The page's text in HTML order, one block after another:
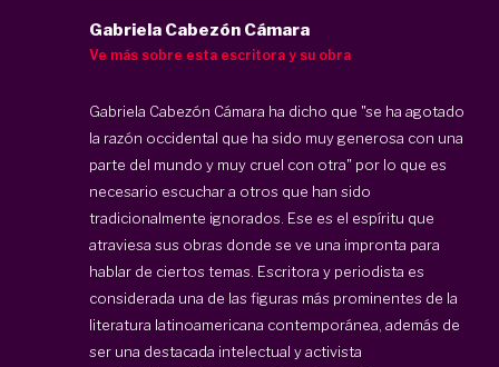
Gabriela Cabezón Cámara
Ve más sobre esta escritora y su obra
Gabriela Cabezón Cámara ha dicho que "se ha agotado
la razón occidental que ha sido muy generosa con una
parte del mundo y muy cruel con otra" por lo que es
necesario escuchar a otros que han sido
tradicionalmente ignorados. Ese es el espíritu que
atraviesa sus obras donde se ve una impronta para
hablar de ciertos temas. Escritora y periodista es
considerada una de las figuras más prominentes de la
literatura latinoamericana contemporánea, además de
ser una destacada intelectual y activista